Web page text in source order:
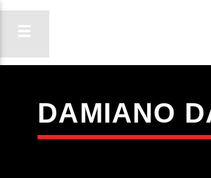
ON FM
LIGA-TE
DAMIANO